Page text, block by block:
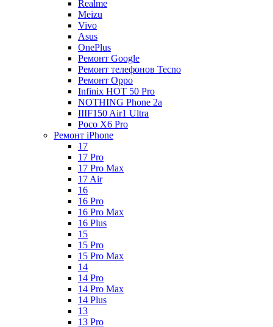
Realme
Meizu
Vivo
Asus
OnePlus
Ремонт Google
Ремонт телефонов Tecno
Ремонт Oppo
Infinix HOT 50 Pro
NOTHING Phone 2a
IIIF150 Air1 Ultra
Poco X6 Pro
Ремонт iPhone
17
17 Pro
17 Pro Max
17 Air
16
16 Pro
16 Pro Max
16 Plus
15
15 Pro
15 Pro Max
14
14 Pro
14 Pro Max
14 Plus
13
13 Pro